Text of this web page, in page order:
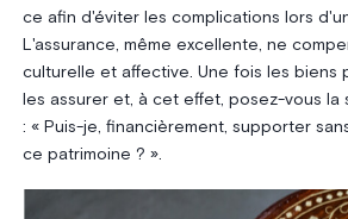
ce afin d'éviter les complications lors
L'assurance, même excellente, ne
culturelle et affective. Une fois les biens
les assurer et, à cet effet, posez-vous la
: « Puis-je, financièrement, supporter
ce patrimoine ? ».